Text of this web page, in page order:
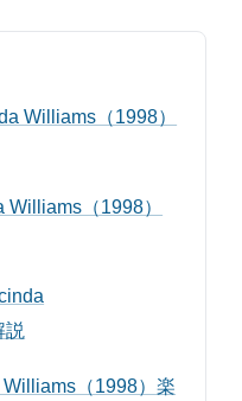
Williams（1998）
（1998）
説
Williams（1998）楽